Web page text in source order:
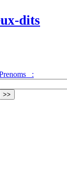
dits
: